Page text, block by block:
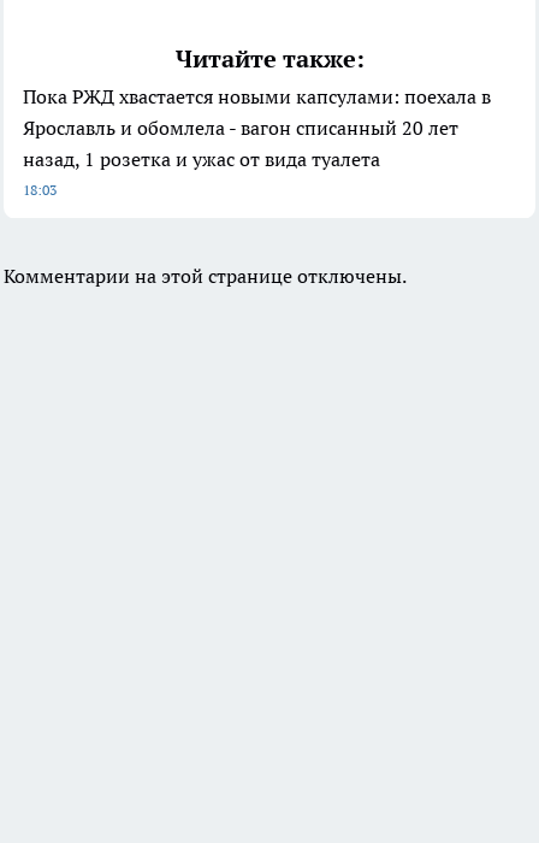
Читайте также:
Пока РЖД хвастается новыми капсулами: поехала в
Ярославль и обомлела - вагон списанный 20 лет
назад, 1 розетка и ужас от вида туалета
18:03
Комментарии на этой странице отключены.